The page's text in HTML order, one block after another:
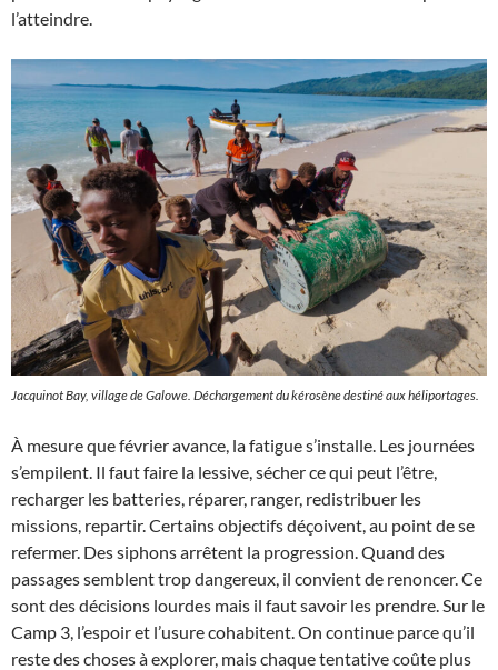
l’atteindre.
Jacquinot Bay, village de Galowe. Déchargement du kérosène destiné aux héliportages.
À mesure que février avance, la fatigue s’installe. Les journées
s’empilent. Il faut faire la lessive, sécher ce qui peut l’être,
recharger les batteries, réparer, ranger, redistribuer les
missions, repartir. Certains objectifs déçoivent, au point de se
refermer. Des siphons arrêtent la progression. Quand des
passages semblent trop dangereux, il convient de renoncer. Ce
sont des décisions lourdes mais il faut savoir les prendre. Sur le
Camp 3, l’espoir et l’usure cohabitent. On continue parce qu’il
reste des choses à explorer, mais chaque tentative coûte plus